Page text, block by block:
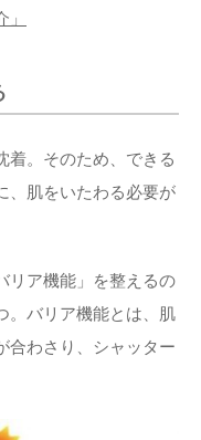
着。そのため、できる
、肌をいたわる必要が
リア機能」を整えるの
。バリア機能とは、肌
合わさり、シャッター